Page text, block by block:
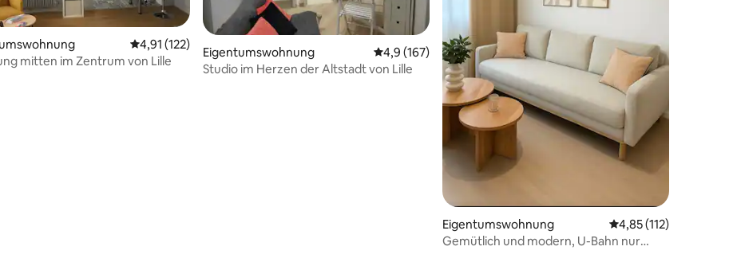
4,9 von 5, 109 Bewertungen
Durchschnittliche Bewertung: 4,91 von 5, 122 Bewertungen
4,91 (122)
mitten im Zentrum von Lille
Eigentumswohnung Durchschnittliche Bewertung: 4,9 von 5, 167 Bewertungen
4,9 (167)
Studio im Herzen der Altstadt von Lille
Eigentumswohnung Durchschnittliche
4,85 (112)
Gemütlich und modern, U-Bahn nur